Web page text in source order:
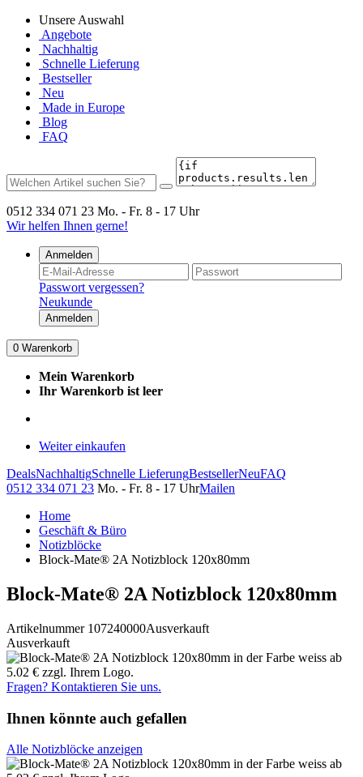
Unsere Auswahl
Angebote
Nachhaltig
Schnelle Lieferung
Bestseller
Neu
Made in Europe
Blog
FAQ
0512 334 071 23 Mo. - Fr. 8 - 17 Uhr
Wir helfen Ihnen gerne!
Anmelden
Passwort vergessen?
Neukunde
Anmelden
0 Warenkorb
Mein Warenkorb
Ihr Warenkorb ist leer
Weiter einkaufen
DealsNachhaltigSchnelle LieferungBestsellerNeuFAQ
0512 334 071 23 Mo. - Fr. 8 - 17 UhrMailen
Home
Geschäft & Büro
Notizblöcke
Block-Mate® 2A Notizblock 120x80mm
Block-Mate® 2A Notizblock 120x80mm
Artikelnummer 107240000Ausverkauft
Ausverkauft
Fragen? Kontaktieren Sie uns.
Ihnen könnte auch gefallen
Alle Notizblöcke anzeigen